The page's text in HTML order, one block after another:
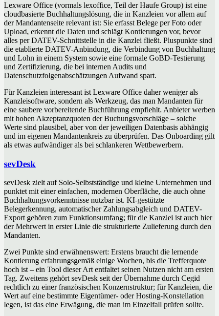
Lexware Office (vormals lexoffice, Teil der Haufe Group) ist eine
cloudbasierte Buchhaltungslösung, die in Kanzleien vor allem auf
der Mandantenseite relevant ist: Sie erfasst Belege per Foto oder
Upload, erkennt die Daten und schlägt Kontierungen vor, bevor
alles per DATEV-Schnittstelle in die Kanzlei fließt. Pluspunkte sind
die etablierte DATEV-Anbindung, die Verbindung von Buchhaltung
und Lohn in einem System sowie eine formale GoBD-Testierung
und Zertifizierung, die bei internen Audits und
Datenschutzfolgenabschätzungen Aufwand spart.
Für Kanzleien interessant ist Lexware Office daher weniger als
Kanzleisoftware, sondern als Werkzeug, das man Mandanten für
eine saubere vorbereitende Buchführung empfiehlt. Anbieter werben
mit hohen Akzeptanzquoten der Buchungsvorschläge – solche
Werte sind plausibel, aber von der jeweiligen Datenbasis abhängig
und im eigenen Mandantenkreis zu überprüfen. Das Onboarding gilt
als etwas aufwändiger als bei schlankeren Wettbewerbern.
sevDesk
sevDesk zielt auf Solo-Selbstständige und kleine Unternehmen und
punktet mit einer einfachen, modernen Oberfläche, die auch ohne
Buchhaltungsvorkenntnisse nutzbar ist. KI-gestützte
Belegerkennung, automatischer Zahlungsabgleich und DATEV-
Export gehören zum Funktionsumfang; für die Kanzlei ist auch hier
der Mehrwert in erster Linie die strukturierte Zulieferung durch den
Mandanten.
Zwei Punkte sind erwähnenswert: Erstens braucht die lernende
Kontierung erfahrungsgemäß einige Wochen, bis die Trefferquote
hoch ist – ein Tool dieser Art entfaltet seinen Nutzen nicht am ersten
Tag. Zweitens gehört sevDesk seit der Übernahme durch Cegid
rechtlich zu einer französischen Konzernstruktur; für Kanzleien, die
Wert auf eine bestimmte Eigentümer- oder Hosting-Konstellation
legen, ist das eine Erwägung, die man im Einzelfall prüfen sollte.